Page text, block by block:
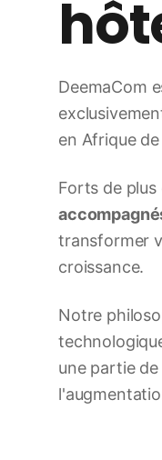
DeemaCom
en Afrique
Forts de
transformer
croissance.
Notre
une partie